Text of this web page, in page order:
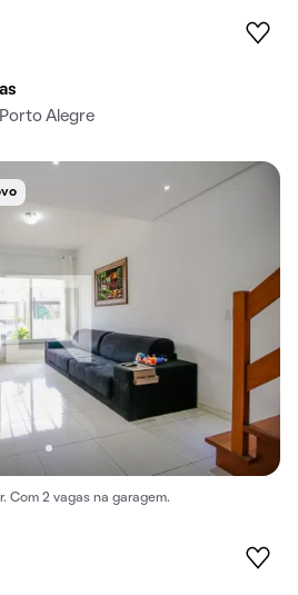
Alegre
Com 2 vagas na garagem.